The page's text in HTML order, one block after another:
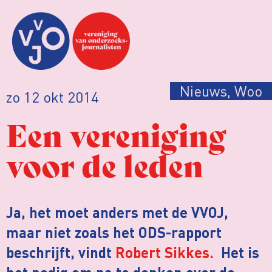
zo 12 okt 2014 Nieuws, Woo
Een vereniging
voor de leden
Ja, het moet anders met de VVOJ,
maar niet zoals het ODS-rapport
beschrijft, vindt Robert Sikkes.
Het is